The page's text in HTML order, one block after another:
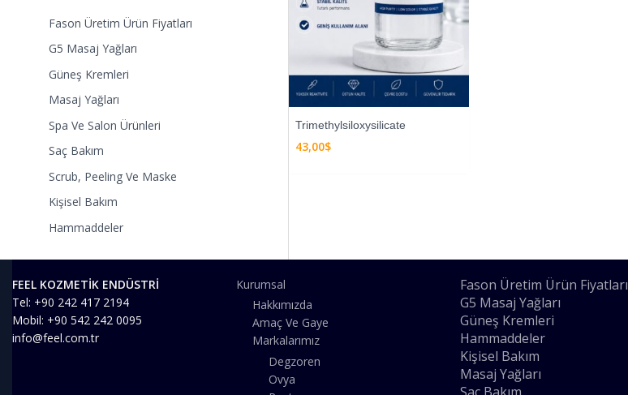
Fason Üretim Ürün Fiyatları
G5 Masaj Yağları
Güneş Kremleri
Masaj Yağları
Spa Ve Salon Ürünleri
Saç Bakım
Scrub, Peeling Ve Maske
Kişisel Bakım
Hammaddeler
Trimethylsiloxysilicate
43,00$
FEEL KOZMETİK ENDÜSTRİ
Tel: +90 242 417 2194
Mobil: +90 542 242 0095
info@feel.com.tr
Kurumsal
Hakkımızda
Amaç Ve Gaye
Markalarımız
Degzoren
Ovya
Fason Üretim Ürün Fiyatları
G5 Masaj Yağları
Güneş Kremleri
Hammaddeler
Kişisel Bakım
Masaj Yağları